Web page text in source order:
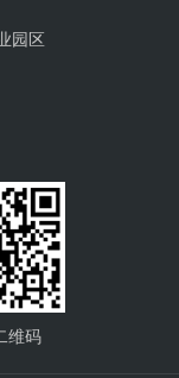
园区
维码